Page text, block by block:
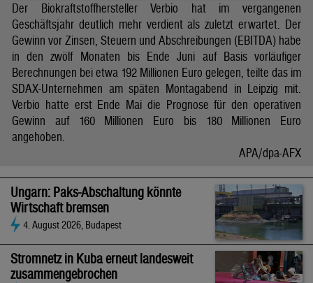
Der Biokraftstoffhersteller Verbio hat im vergangenen
Geschäftsjahr deutlich mehr verdient als zuletzt erwartet. Der
Gewinn vor Zinsen, Steuern und Abschreibungen (EBITDA) habe
in den zwölf Monaten bis Ende Juni auf Basis vorläufiger
Berechnungen bei etwa 192 Millionen Euro gelegen, teilte das im
SDAX-Unternehmen am späten Montagabend in Leipzig mit.
Verbio hatte erst Ende Mai die Prognose für den operativen
Gewinn auf 160 Millionen Euro bis 180 Millionen Euro
angehoben.
APA/dpa-AFX
Ungarn: Paks-Abschaltung könnte
Wirtschaft bremsen
4. August 2026, Budapest
Stromnetz in Kuba erneut landesweit
zusammengebrochen